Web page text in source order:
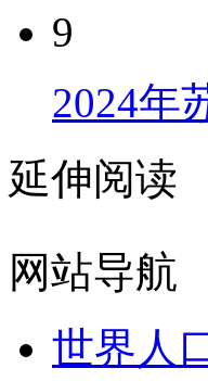
9
2024年
延伸阅读
网站导航
世界人